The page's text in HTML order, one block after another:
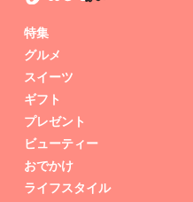
特集
グルメ
スイーツ
ギフト
プレゼント
ビューティー
おでかけ
ライフスタイル